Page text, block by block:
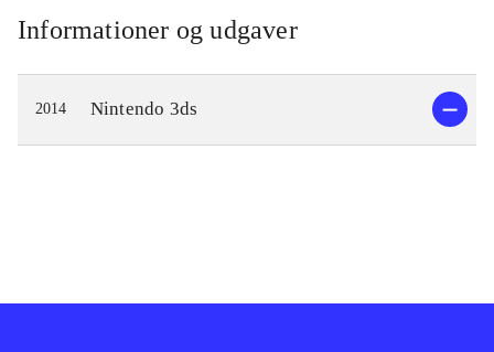
Informationer og udgaver
2014 Nintendo 3ds